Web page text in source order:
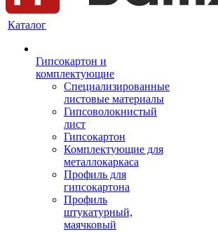
Каталог
Гипсокартон и
комплектующие
Специализированные
листовые материалы
Гипсоволокнистый
лист
Гипсокартон
Комплектующие для
металлокаркаса
Профиль для
гипсокартона
Профиль
штукатурный,
маячковый